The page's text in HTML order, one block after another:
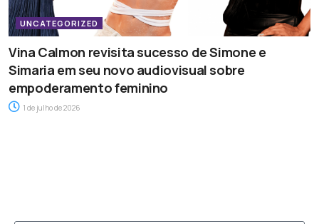
UNCATEGORIZED
Vina Calmon revisita sucesso de Simone e
Simaria em seu novo audiovisual sobre
empoderamento feminino
1 de julho de 2026